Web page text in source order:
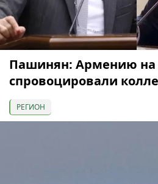
Пашинян: Армению на
спровоцировали
РЕГИОН